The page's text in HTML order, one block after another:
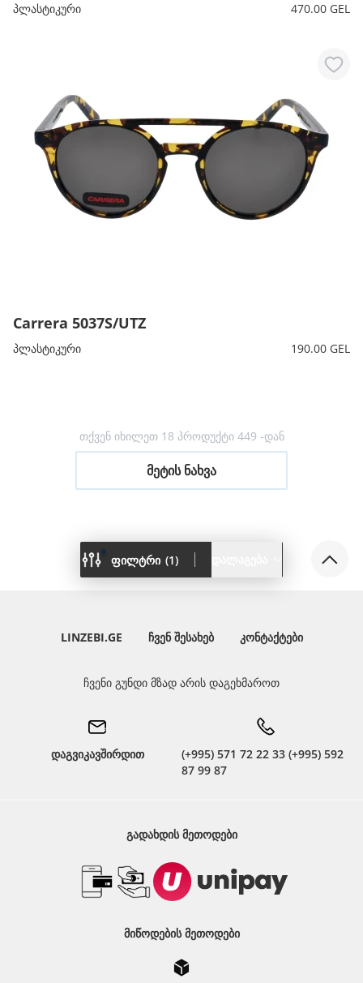
პლასტიკური 470.00 GEL
Carrera 5037S/UTZ
პლასტიკური 190.00 GEL
თქვენ იხილეთ 18 პროდუქტი 449 -დან
ᲛᲔᲢᲘᲡ ᲜᲐᲮᲕᲐ
ფილტრი (1)
LINZEBI.GE ᲩᲕᲔᲜ ᲨᲔᲡᲐᲮᲔᲑ ᲙᲝᲜᲢᲐᲥᲢᲔᲑᲘ
ჩვენი გუნდი მზად არის დაგეხმაროთ
დაგვიკავშირდით
(+995) 571 72 22 33 (+995) 592
87 99 87
ᲒᲐᲓᲐᲮᲓᲘᲡ ᲛᲔᲗᲝᲓᲔᲑᲘ
ᲛᲘᲬᲝᲓᲔᲑᲘᲡ ᲛᲔᲗᲝᲓᲔᲑᲘ